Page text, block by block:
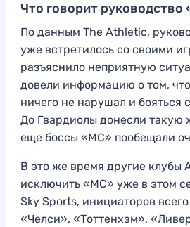
Что говорит руководство
По данным The Athletic,
уже встретилось со своими
разъяснило неприятную
довели информацию о том,
ничего не нарушал и бояться
До Гвардиолы донесли
еще боссы «МС» пообещали
В это же время другие клубы
исключить «МС» уже в этом
Sky Sports, инициаторов
«Челси», «Тоттенхэм»,